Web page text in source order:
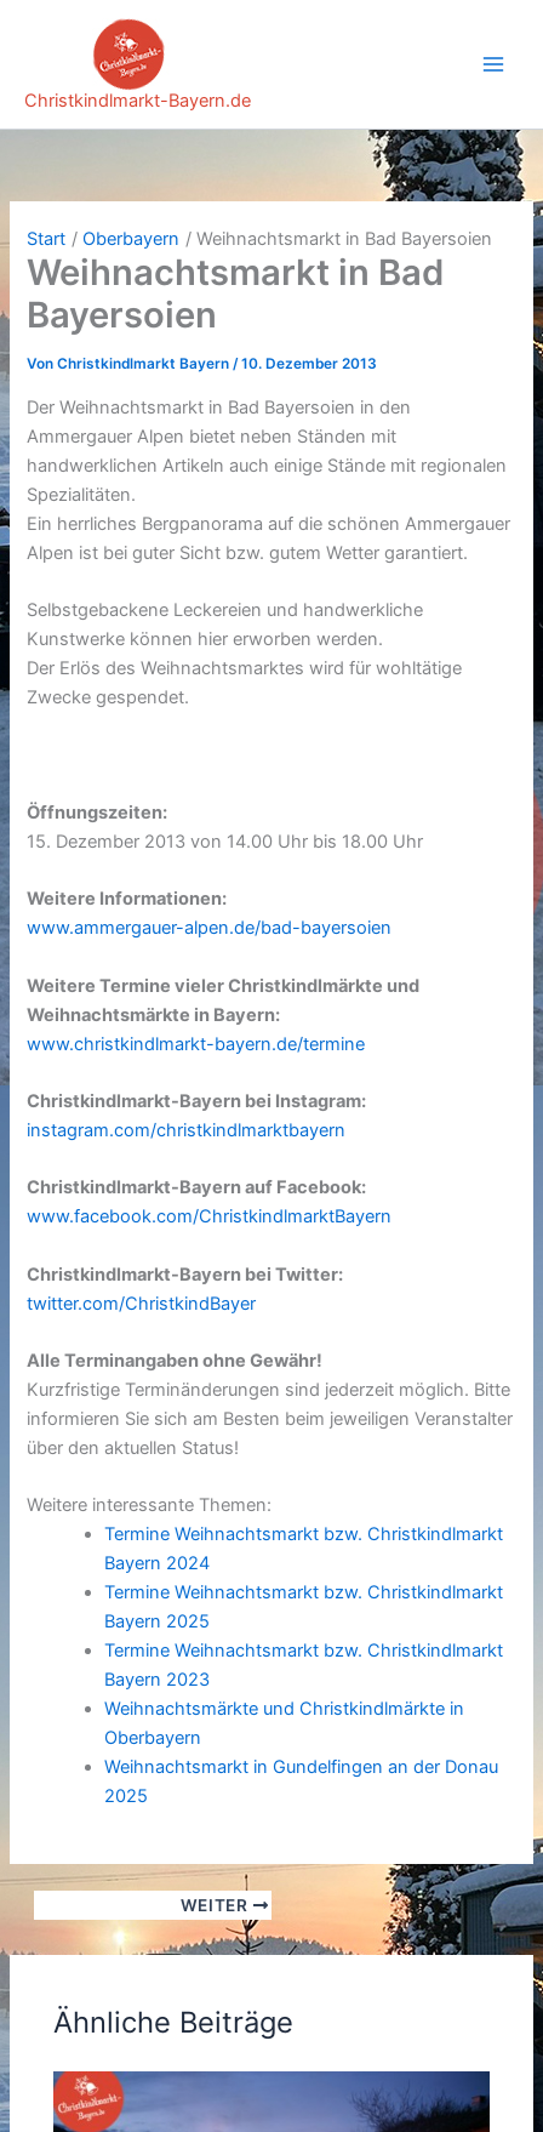
Christkindlmarkt-Bayern.de
Start Oberbayern Weihnachtsmarkt in Bad Bayersoien
Weihnachtsmarkt in Bad
Bayersoien
VonChristkindlmarkt Bayern/10. Dezember 2013
Der Weihnachtsmarkt in Bad Bayersoien in den
Ammergauer Alpen bietet neben Ständen mit
handwerklichen Artikeln auch einige Stände mit regionalen
Spezialitäten.
Ein herrliches Bergpanorama auf die schönen Ammergauer
Alpen ist bei guter Sicht bzw. gutem Wetter garantiert.
Selbstgebackene Leckereien und handwerkliche
Kunstwerke können hier erworben werden.
Der Erlös des Weihnachtsmarktes wird für wohltätige
Zwecke gespendet.
Öffnungszeiten:
15. Dezember 2013 von 14.00 Uhr bis 18.00 Uhr
Weitere Informationen:
www.ammergauer-alpen.de/bad-bayersoien
Weitere Termine vieler Christkindlmärkte und
Weihnachtsmärkte in Bayern:
www.christkindlmarkt-bayern.de/termine
Christkindlmarkt-Bayern bei Instagram:
instagram.com/christkindlmarktbayern
Christkindlmarkt-Bayern auf Facebook:
www.facebook.com/ChristkindlmarktBayern
Christkindlmarkt-Bayern bei Twitter:
twitter.com/ChristkindBayer
Alle Terminangaben ohne Gewähr!
Kurzfristige Terminänderungen sind jederzeit möglich. Bitte
informieren Sie sich am Besten beim jeweiligen Veranstalter
über den aktuellen Status!
Weitere interessante Themen:
Termine Weihnachtsmarkt bzw. Christkindlmarkt
Bayern 2024
Termine Weihnachtsmarkt bzw. Christkindlmarkt
Bayern 2025
Termine Weihnachtsmarkt bzw. Christkindlmarkt
Bayern 2023
Weihnachtsmärkte und Christkindlmärkte in
Oberbayern
Weihnachtsmarkt in Gundelfingen an der Donau
2025
WEITER
Ähnliche Beiträge